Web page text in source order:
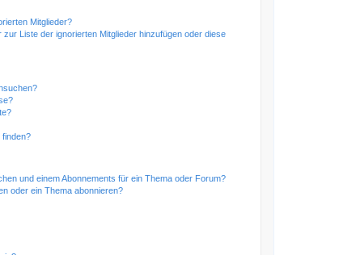
Mitglieder?
Liste der ignorierten Mitglieder hinzufügen oder diese
finden?
und einem Abonnements für ein Thema oder Forum?
oder ein Thema abonnieren?